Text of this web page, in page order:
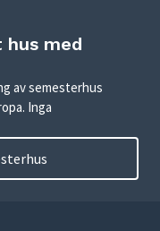
med
av semesterhus
Inga